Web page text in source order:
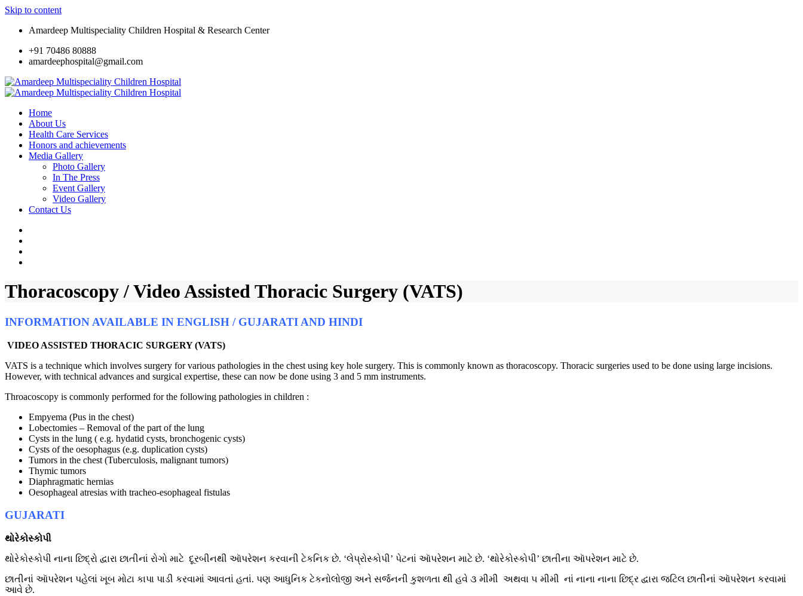
Skip to content
Amardeep Multispeciality Children Hospital & Research Center
+91 70486 80888
amardeephospital@gmail.com
Home
About Us
Health Care Services
Honors and achievements
Media Gallery
Photo Gallery
In The Press
Event Gallery
Video Gallery
Contact Us
Thoracoscopy / Video Assisted Thoracic Surgery (VATS)
INFORMATION AVAILABLE IN ENGLISH / GUJARATI AND HINDI
VIDEO ASSISTED THORACIC SURGERY (VATS)
VATS is a technique which involves surgery for various pathologies in the chest using key hole surgery. This is commonly known as thoracoscopy. Thoracic surgeries used to be done using large incisions.
However, with technical advances and surgical expertise, these can now be done using 3 and 5 mm instruments.
Throacoscopy is commonly performed for the following pathologies in children :
Empyema (Pus in the chest)
Lobectomies – Removal of the part of the lung
Cysts in the lung ( e.g. hydatid cysts, bronchogenic cysts)
Cysts of the oesophagus (e.g. duplication cysts)
Tumors in the chest (Tuberculosis, malignant tumors)
Thymic tumors
Diaphragmatic hernias
Oesophageal atresias with tracheo-esophageal fistulas
GUJARATI
થોરેકોસ્કોપી
થોરેકોસ્કોપી નાના છિદ્રો દ્વારા છાતીનાં રોગો માટે દૂરબીનથી આૅપરેશન કરવાની ટેકનિક છે. ‘લેપ્રોસ્કોપી’ પેટનાં આૅપરેશન માટે છે. ‘થોરેકોસ્કોપી’ છાતીના આૅપરેશન માટે છે.
છાતીનાં આૅપરેશન પહેલાં ખૂબ મોટા કાપા પાડી કરવામાં આવતાં હતાં. પણ આધુનિક ટેકનોલોજી અને સર્જનની કુશળતા થી હવે ૩ મીમી અથવા ૫ મીમી નાં નાના નાના છિદ્ર દ્વારા જટિલ છાતીનાં આૅપરેશન કરવામાં
આવે છે.